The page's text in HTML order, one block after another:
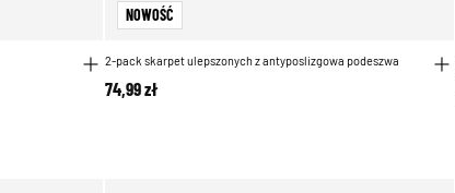
NOWOŚĆ
2-pack skarpet ulepszonych z antyposlizgowa podeszwa
74,99 zł